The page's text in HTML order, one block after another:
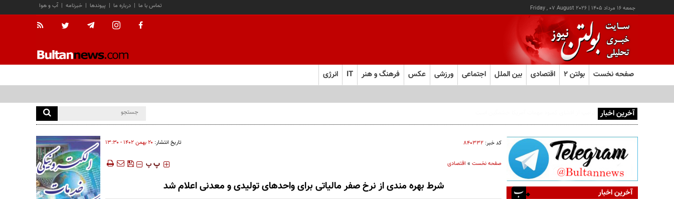
جمعه ۱۶ مرداد ۱۴۰۵ |
Friday , 07 August 2026 آب و هوا | خبرنامه | پیوندها | درباره ما | تماس با ما
صفحه نخست بولتن ۲ اقتصادی بین الملل اجتماعی ورزشی عکس فرهنگ و هنر IT انرژی
آخرین اخبار
کد خبر: ۸۴۰۳۳۲ تاریخ انتشار: ۲۰ بهمن ۱۴۰۲ - ۱۳:۳۰
صفحه نخست» اقتصادی ‍‍‍ پ پ
شرط بهره مندی از نرخ صفر مالیاتی برای واحدهای تولیدی و معدنی اعلام شد آخرین اخبار